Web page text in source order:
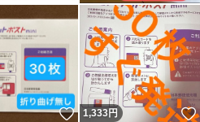
いいね！
1,333円